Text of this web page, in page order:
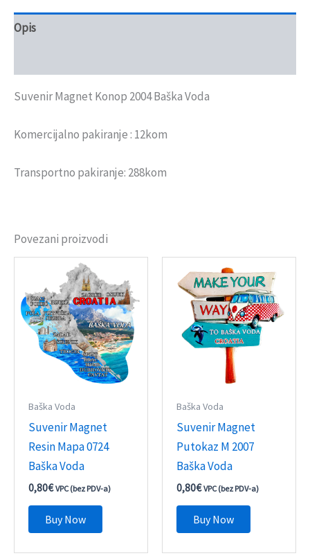
Opis
Suvenir Magnet Konop 2004 Baška Voda
Komercijalno pakiranje : 12kom
Transportno pakiranje: 288kom
Povezani proizvodi
Baška Voda
Suvenir Magnet
Resin Mapa 0724
Baška Voda
0,80€ VPC (bez PDV-a)
Buy Now
Baška Voda
Suvenir Magnet
Putokaz M 2007
Baška Voda
0,80€ VPC (bez PDV-a)
Buy Now